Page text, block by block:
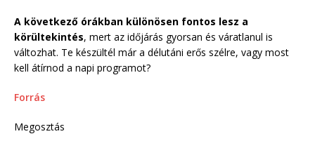
A következő órákban különösen fontos lesz a
körültekintés, mert az időjárás gyorsan és váratlanul is
változhat. Te készültél már a délutáni erős szélre, vagy most
kell átírnod a napi programot?
Forrás
Megosztás